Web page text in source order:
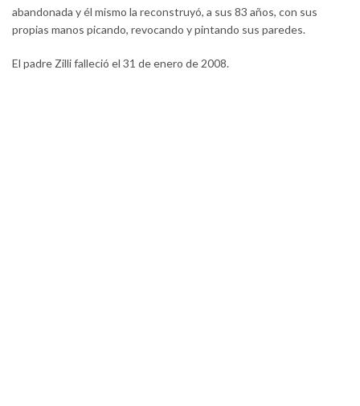
abandonada y él mismo la reconstruyó, a sus 83 años, con sus
propias manos picando, revocando y pintando sus paredes.
El padre Zilli falleció el 31 de enero de 2008.